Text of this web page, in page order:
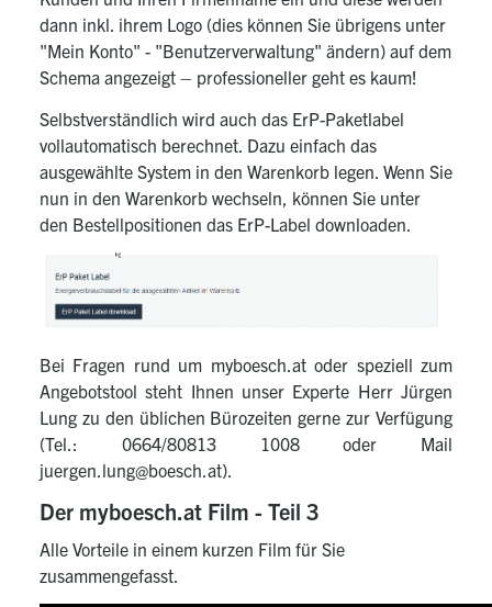
dann inkl. ihrem Logo (dies können Sie übrigens unter
"Mein Konto" - "Benutzerverwaltung" ändern) auf dem
Schema angezeigt – professioneller geht es kaum!
Selbstverständlich wird auch das ErP-Paketlabel
vollautomatisch berechnet. Dazu einfach das
ausgewählte System in den Warenkorb legen. Wenn Sie
nun in den Warenkorb wechseln, können Sie unter
den Bestellpositionen das ErP-Label downloaden.
Bei Fragen rund um myboesch.at oder speziell zum
Angebotstool steht Ihnen unser Experte Herr Jürgen
Lung zu den üblichen Bürozeiten gerne zur Verfügung
(Tel.: 0664/80813 1008 oder Mail
juergen.lung@boesch.at).
Der myboesch.at Film - Teil 3
Alle Vorteile in einem kurzen Film für Sie
zusammengefasst.